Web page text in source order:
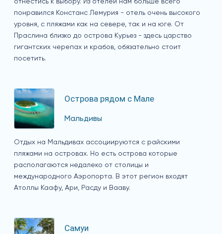
понравился Констанс Лемурия - отель очень высокого
уровня, с пляжами как на севере, так и на юге. От
Праслина близко до острова Курьез - здесь царство
гигантских черепах и крабов, обязательно стоит
посетить.
Острова рядом с Мале
Мальдивы
Отдых на Мальдивах ассоциируются с райскими
пляжами на островах. Но есть острова которые
располагаются недалеко от столицы и
международного Аэропорта. В этот регион входят
Атоллы Каафу, Ари, Расду и Вааву.
Самуи